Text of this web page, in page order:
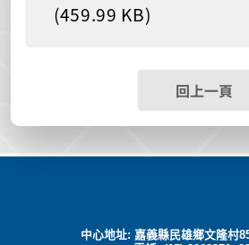
(459.99 KB)
回上一頁
中心地址: 嘉義縣民雄鄉文隆村